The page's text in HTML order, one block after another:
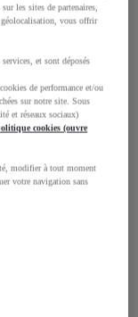
les sites de partenaires,
géolocalisation, vous offrir
et sont déposés
de performance et/ou
sur notre site. Sous
et réseaux sociaux)
cookies (ouvre
modifier à tout moment
votre navigation sans